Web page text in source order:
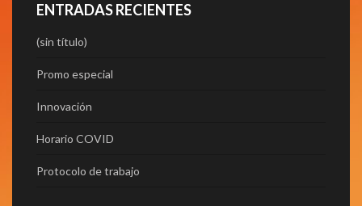
ENTRADAS RECIENTES
(sin título)
Promo especial
Innovación
Horario COVID
Protocolo de trabajo